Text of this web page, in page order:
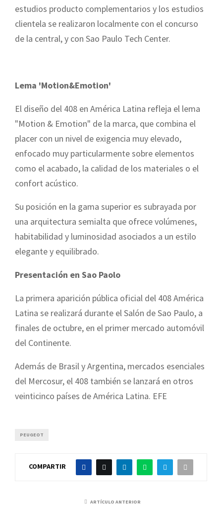
estudios producto complementarios y los estudios
clientela se realizaron localmente con el concurso
de la central, y con Sao Paulo Tech Center.
Lema 'Motion&Emotion'
El diseño del 408 en América Latina refleja el lema
"Motion & Emotion" de la marca, que combina el
placer con un nivel de exigencia muy elevado,
enfocado muy particularmente sobre elementos
como el acabado, la calidad de los materiales o el
confort acústico.
Su posición en la gama superior es subrayada por
una arquitectura semialta que ofrece volúmenes,
habitabilidad y luminosidad asociados a un estilo
elegante y equilibrado.
Presentación en Sao Paolo
La primera aparición pública oficial del 408 América
Latina se realizará durante el Salón de Sao Paulo, a
finales de octubre, en el primer mercado automóvil
del Continente.
Además de Brasil y Argentina, mercados esenciales
del Mercosur, el 408 también se lanzará en otros
veinticinco países de América Latina. EFE
PEUGEOT
COMPARTIR
ARTÍCULO ANTERIOR